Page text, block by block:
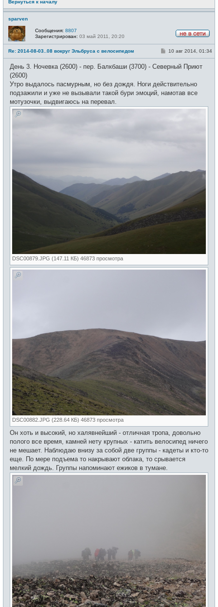
Вернуться к началу
sparven
е
в
с
Сообщения: 8807
Зарегистрирован: 03 май 2011, 20:20
Re: 2014-08-03..08 вокруг Эльбруса с велосипедом
С
б
н
и
10 авг 2014, 01:34
День 3. Ночевка (2600) - пер. Балкбаши (3700) - Северный Приют
(2600)
Утро выдалось пасмурным, но без дождя. Ноги действительно
подзажили и уже не вызывали такой бури эмоций, намотав все
мотузочки, выдвигаюсь на перевал.
DSC00879.JPG (147.11 КБ) 46873 просмотра
DSC00882.JPG (228.64 КБ) 46873 просмотра
Он хоть и высокий, но халявнейший - отличная тропа, довольно
полого все время, камней нету крупных - катить велосипед ничего
не мешает. Наблюдаю внизу за собой две группы - кадеты и кто-то
еще. По мере подъема то накрывают облака, то срывается
мелкий дождь. Группы напоминают ежиков в тумане.